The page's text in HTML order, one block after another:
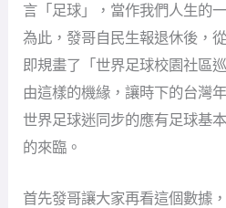
言「足球」，當作我們人生的
為此，發哥自民生報退休後，
即規畫了「世界足球校園社區
由這樣的機緣，讓時下的台灣
世界足球迷同步的應有足球基
的來臨。
首先發哥讓大家再看這個數據